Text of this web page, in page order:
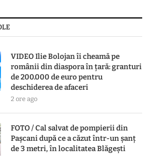
VIDEO Ilie Bolojan îi cheamă pe
românii din diaspora în țară: granturi
de 200.000 de euro pentru
deschiderea de afaceri
2 ore ago
FOTO / Cal salvat de pompierii din
Pașcani după ce a căzut într-un șanț
de 3 metri, în localitatea Blăgești